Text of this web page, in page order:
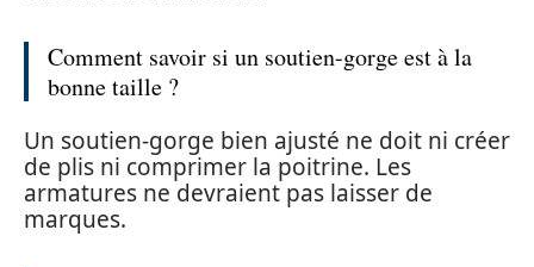
Comment savoir si un soutien-gorge est à la
bonne taille ?
Un soutien-gorge bien ajusté ne doit ni créer
de plis ni comprimer la poitrine. Les
armatures ne devraient pas laisser de
marques.